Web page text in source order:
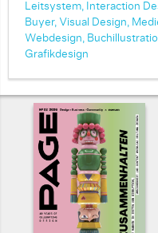
Leitsystem, Interaction
Buyer, Visual Design,
Webdesign,
Grafikdesign